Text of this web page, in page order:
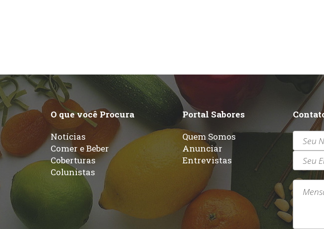
O que você Procura
Notícias
Comer e Beber
Coberturas
Colunistas
Portal Sabores
Quem Somos
Anunciar
Entrevistas